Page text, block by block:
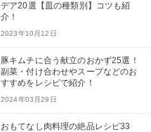
デア20選【皿の種類別】コツも紹
介！
2023年10月12日
豚キムチに合う献立のおかず25選！
副菜・付け合わせやスープなどのお
すすめをレシピで紹介！
2024年03月29日
おもてなし肉料理の絶品レシピ33